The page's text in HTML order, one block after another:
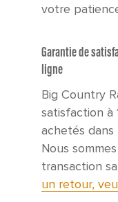
votre
Garantie de
ligne
Big Country
satisfaction à
achetés dans
Nous
transaction
un retour,